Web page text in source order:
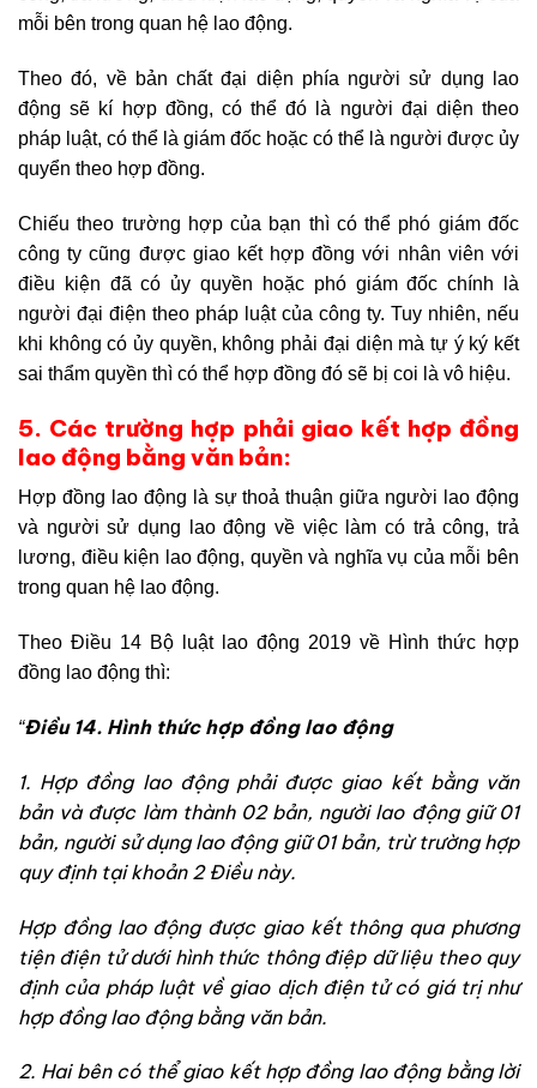
mỗi bên trong quan hệ lao động.
Theo đó, về bản chất đại diện phía người sử dụng lao
động sẽ kí hợp đồng, có thể đó là người đại diện theo
pháp luật, có thể là giám đốc hoặc có thể là người được ủy
quyển theo hợp đồng.
Chiếu theo trường hợp của bạn thì có thể phó giám đốc
công ty cũng được giao kết hợp đồng với nhân viên với
điều kiện đã có ủy quyền hoặc phó giám đốc chính là
người đại điện theo pháp luật của công ty. Tuy nhiên, nếu
khi không có ủy quyền, không phải đại diện mà tự ý ký kết
sai thẩm quyền thì có thể hợp đồng đó sẽ bị coi là vô hiệu.
5. Các trường hợp phải giao kết hợp đồng
lao động bằng văn bản:
Hợp đồng lao động là sự thoả thuận giữa người lao động
và người sử dụng lao động về việc làm có trả công, trả
lương, điều kiện lao động, quyền và nghĩa vụ của mỗi bên
trong quan hệ lao động.
Theo Điều 14 Bộ luật lao động 2019 về Hình thức hợp
đồng lao động thì:
“Điều 14. Hình thức hợp đồng lao động
1. Hợp đồng lao động phải được giao kết bằng văn
bản và được làm thành 02 bản, người lao động giữ 01
bản, người sử dụng lao động giữ 01 bản, trừ trường hợp
quy định tại khoản 2 Điều này.
Hợp đồng lao động được giao kết thông qua phương
tiện điện tử dưới hình thức thông điệp dữ liệu theo quy
định của pháp luật về giao dịch điện tử có giá trị như
hợp đồng lao động bằng văn bản.
2. Hai bên có thể giao kết hợp đồng lao động bằng lời